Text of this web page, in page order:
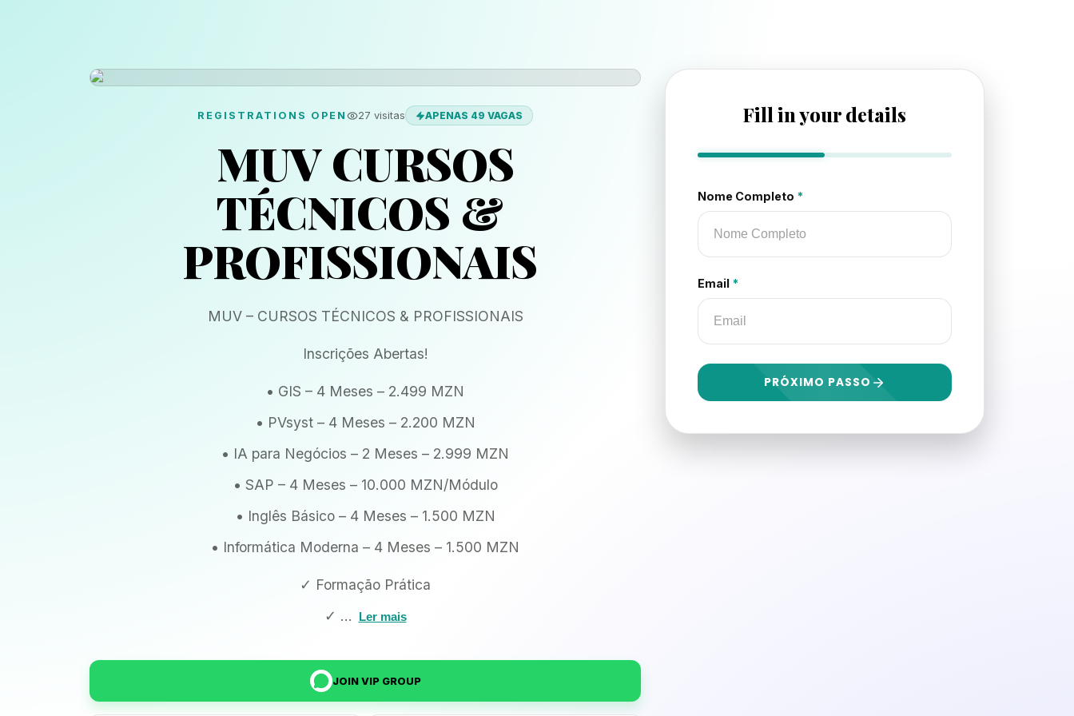
REGISTRATIONS OPEN 27 visitas APENAS 49 VAGAS
MUV CURSOS
TÉCNICOS &
PROFISSIONAIS
MUV – CURSOS TÉCNICOS & PROFISSIONAIS
Inscrições Abertas!
• GIS – 4 Meses – 2.499 MZN
• PVsyst – 4 Meses – 2.200 MZN
• IA para Negócios – 2 Meses – 2.999 MZN
• SAP – 4 Meses – 10.000 MZN/Módulo
• Inglês Básico – 4 Meses – 1.500 MZN
• Informática Moderna – 4 Meses – 1.500 MZN
✓ Formação Prática
✓ ...
Ler mais
JOIN VIP GROUP
Fill in your details
Nome Completo *
Email *
PRÓXIMO PASSO